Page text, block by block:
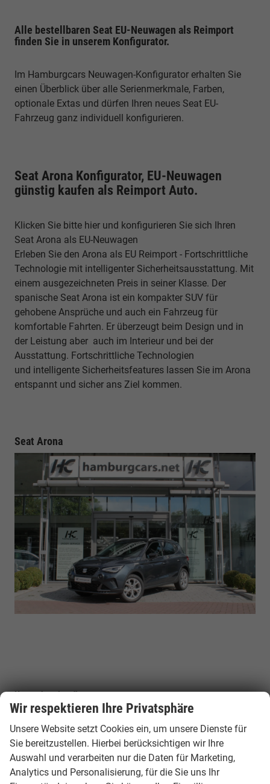
Alle bestellbaren Seat EU-Neuwagen als Reimport
finden Sie in unserem Konfigurator.
Im Hamburgcars Neuwagen-Konfigurator erhalten Sie
einen Überblick über alle Serienmerkmale, Farben,
optionale Extas und dürfen Ihren neues Seat EU-
Fahrzeug ganz individuell konfigurieren.
Seat Arona Konfigurator, EU-Neuwagen
günstig kaufen als Reimport Auto.
Klicken Sie bitte hier und konfigurieren Sie sich Ihren
Seat Arona als EU-Neuwagen
Erleben Sie den Arona als EU Reimport - Fortschrittliche
Technologie mit intelligenter Sicherheitsausstattung. Mit
einem ausgezeichneten Preis in seiner Klasse. Der
spanische Seat Arona ist ein kompakter SUV für
gehobene Ansprüche und auch ein Fahrzeug für
komfortable Fahrten. Er überzeugt beim Design und in
der Leistung aber auch im Interieur und bei der
Ausstattung. Fortschrittliche Technologien
und intelligente Sicherheitsfeatures lassen Sie im Arona
entspannt und sicher ans Ziel kommen.
Seat Arona
Unser Autokaufberater
Mit dem Autokauf, der etwa alle 6-9 Jahre stattfindet,
fällt eine wichtige Entscheidung. Diese muss gut
überlegt sein und viele Angebote verschiedener Händler
verglichen werden. Hier spielen Ihre Bedürfnisse und Ihre
Wir respektieren Ihre Privatsphäre
Unsere Website setzt Cookies ein, um unsere Dienste für
Sie bereitzustellen. Hierbei berücksichtigen wir Ihre
Auswahl und verarbeiten nur die Daten für Marketing,
Analytics und Personalisierung, für die Sie uns Ihr